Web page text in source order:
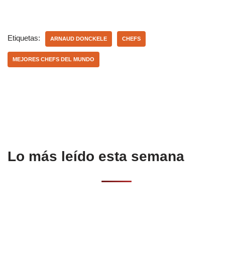
e
b
o
s
A
p
p
ar
tir
Etiquetas: ARNAUD DONCKELE CHEFS
MEJORES CHEFS DEL MUNDO
Lo más leído esta semana